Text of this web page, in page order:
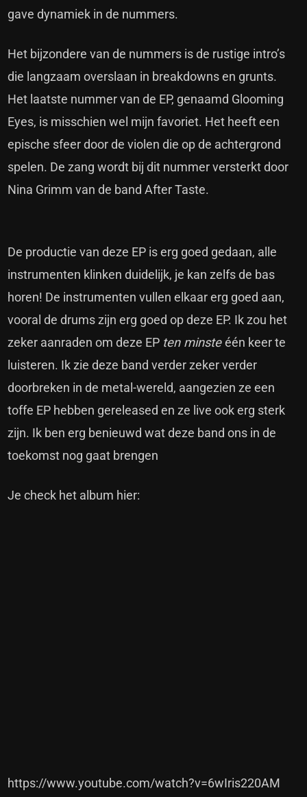
gave dynamiek in de nummers.
Het bijzondere van de nummers is de rustige intro’s
die langzaam overslaan in breakdowns en grunts.
Het laatste nummer van de EP, genaamd Glooming
Eyes, is misschien wel mijn favoriet. Het heeft een
epische sfeer door de violen die op de achtergrond
spelen. De zang wordt bij dit nummer versterkt door
Nina Grimm van de band After Taste.
De productie van deze EP is erg goed gedaan, alle
instrumenten klinken duidelijk, je kan zelfs de bas
horen! De instrumenten vullen elkaar erg goed aan,
vooral de drums zijn erg goed op deze EP. Ik zou het
zeker aanraden om deze EP ten minsteéén keer te
luisteren. Ik zie deze band verder zeker verder
doorbreken in de metal-wereld, aangezien ze een
toffe EP hebben gereleased en ze live ook erg sterk
zijn. Ik ben erg benieuwd wat deze band ons in de
toekomst nog gaat brengen
Je check het album hier:
https://www.youtube.com/watch?v=6wIris220AM